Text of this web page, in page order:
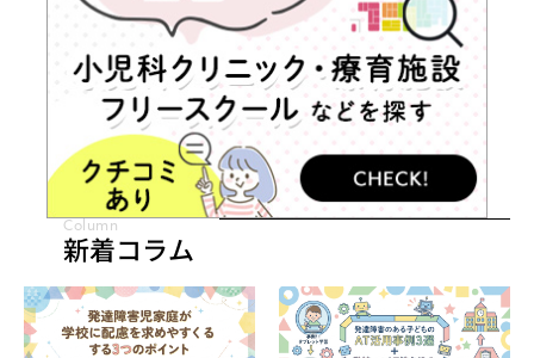
Column
新着コラム